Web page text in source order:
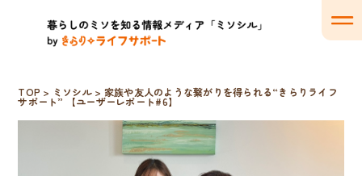
TOP > ミソシル > 家族や友人のような繋がりを得られる“きらりライフ
サポート” 【ユーザーレポート#6】